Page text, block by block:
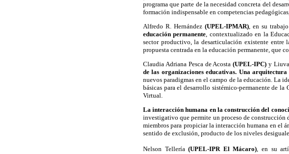
programa que parte de la necesidad concreta del
formación indispensable en competencias
Alfredo R. Hernández (UPEL-IPMAR), en su trabajo
educación permanente , contextualizado en la
sector productivo, la desarticulación existente entre
propuesta centrada en la educación permanente, que
Claudia Adriana Pesca de Acosta(UPEL-IPC)y
de las organizaciones educativas. Una
nuevos paradigmas en el campo de la educación. La
básicas para el desarrollo sistémico-permanente de
Virtual.
La interacción humana en la construcción del
investigativo que permite un proceso de construcción
miembros para propiciar la interacción humana en el
sentido de exclusión, producto de los niveles
Nelson Tellería(UPEL-IPR El Mácaro) , en su